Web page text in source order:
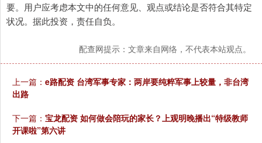
要。用户应考虑本文中的任何意见、观点或结论是否符合其特定
状况。据此投资，责任自负。
配查网提示：文章来自网络，不代表本站观点。
上一篇： e路配资 台湾军事专家：两岸要纯粹军事上较量，非台湾
出路
下一篇： 宝龙配资 如何做会陪玩的家长？上观明晚播出“特级教师
开课啦”第六讲